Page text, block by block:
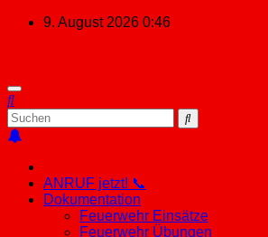
Zum
9. August 2026 0:46
ANRUF jetzt! 📞
Dokumentation
Feuerwehr Einsätze
Feuerwehr Übungen